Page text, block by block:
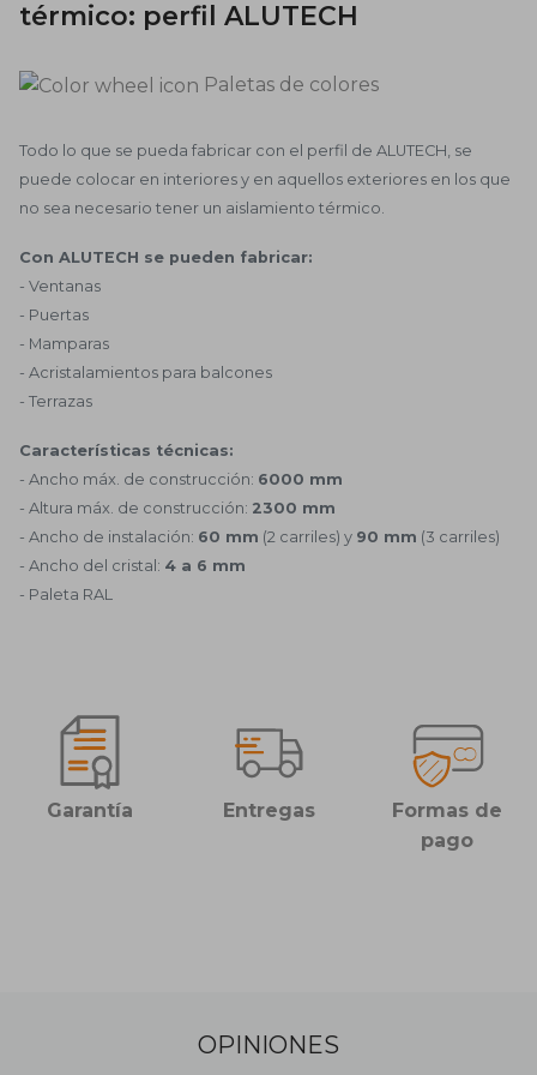
térmico: perfil ALUTECH
Paletas de colores
Todo lo que se pueda fabricar con el perfil de ALUTECH, se
puede colocar en interiores y en aquellos exteriores en los que
no sea necesario tener un aislamiento térmico.
Con ALUTECH se pueden fabricar:
- Ventanas
- Puertas
- Mamparas
- Acristalamientos para balcones
- Terrazas
Características técnicas:
- Ancho máx. de construcción: 6000 mm
- Altura máx. de construcción: 2300 mm
- Ancho de instalación: 60 mm (2 carriles) y 90 mm (3 carriles)
- Ancho del cristal: 4 a 6 mm
- Paleta RAL
Garantía Entregas
Formas de
pago
OPINIONES